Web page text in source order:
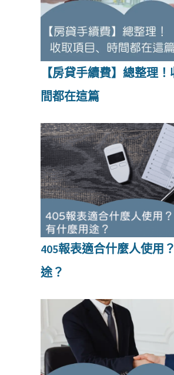
【房貸手續費】總整理
間都在這篇
405報表適合什麼人使用
途？